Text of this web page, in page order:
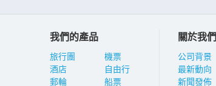
我們的產品
旅行團
酒店
郵輪
機票
自由行
船票
關於我們
公司背景
最新動向
新聞發佈